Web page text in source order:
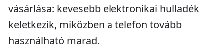
vásárlása: kevesebb elektronikai hulladék
keletkezik, miközben a telefon tovább
használható marad.